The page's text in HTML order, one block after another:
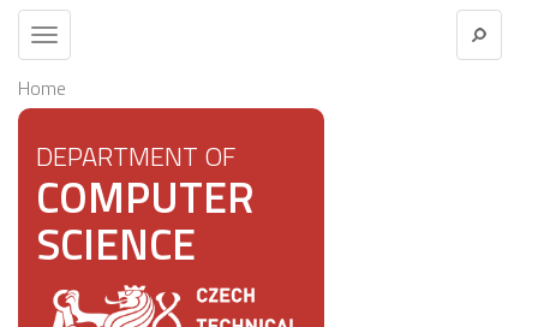
Toggle
navigation
Home
DEPARTMENT OF
COMPUTER
SCIENCE